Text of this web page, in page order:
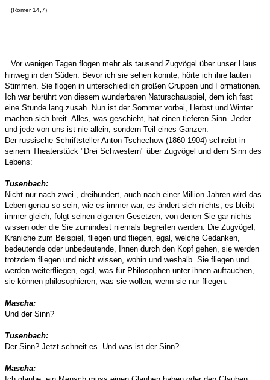
(Römer 14,7)
Vor wenigen Tagen flogen mehr als tausend Zugvögel über unser Haus
hinweg in den Süden. Bevor ich sie sehen konnte, hörte ich ihre lauten
Stimmen. Sie flogen in unterschiedlich großen Gruppen und Formationen.
Ich war berührt von diesem wunderbaren Naturschauspiel, dem ich fast
eine Stunde lang zusah. Nun ist der Sommer vorbei, Herbst und Winter
machen sich breit. Alles, was geschieht, hat einen tieferen Sinn. Jeder
und jede von uns ist nie allein, sondern Teil eines Ganzen.
Der russische Schriftsteller Anton Tschechow (1860-1904) schreibt in
seinem Theaterstück "Drei Schwestern" über Zugvögel und dem Sinn des
Lebens:
Tusenbach:
Nicht nur nach zwei-, dreihundert, auch nach einer Million Jahren wird das
Leben genau so sein, wie es immer war, es ändert sich nichts, es bleibt
immer gleich, folgt seinen eigenen Gesetzen, von denen Sie gar nichts
wissen oder die Sie zumindest niemals begreifen werden. Die Zugvögel,
Kraniche zum Beispiel, fliegen und fliegen, egal, welche Gedanken,
bedeutende oder unbedeutende, Ihnen durch den Kopf gehen, sie werden
trotzdem fliegen und nicht wissen, wohin und weshalb. Sie fliegen und
werden weiterfliegen, egal, was für Philosophen unter ihnen auftauchen,
sie können philosophieren, was sie wollen, wenn sie nur fliegen.
Mascha:
Und der Sinn?
Tusenbach:
Der Sinn? Jetzt schneit es. Und was ist der Sinn?
Mascha: